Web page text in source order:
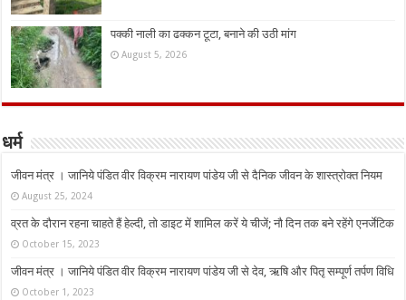
पक्की नाली का ढक्कन टूटा, बनाने की उठी मांग
August 5, 2026
धर्म
जीवन मंत्र । जानिये पंडित वीर विक्रम नारायण पांडेय जी से दैनिक जीवन के शास्त्रोक्त नियम
August 25, 2024
व्रत के दौरान रहना चाहते हैं हेल्दी, तो डाइट में शामिल करें ये चीजें; नौ दिन तक बने रहेंगे एनर्जेटिक
October 15, 2023
जीवन मंत्र । जानिये पंडित वीर विक्रम नारायण पांडेय जी से देव, ऋषि और पितृ सम्पूर्ण तर्पण विधि
October 1, 2023